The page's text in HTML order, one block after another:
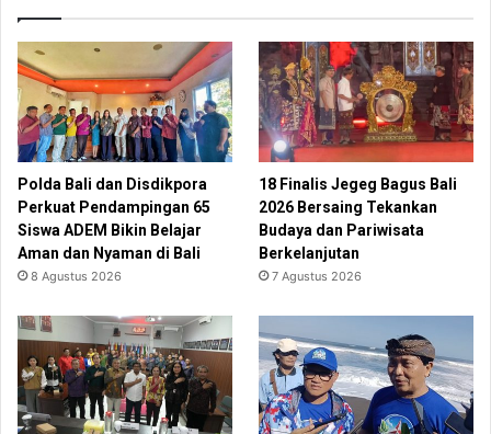
Polda Bali dan Disdikpora
Perkuat Pendampingan 65
Siswa ADEM Bikin Belajar
Aman dan Nyaman di Bali
8 Agustus 2026
18 Finalis Jegeg Bagus Bali
2026 Bersaing Tekankan
Budaya dan Pariwisata
Berkelanjutan
7 Agustus 2026